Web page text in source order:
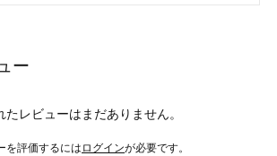
ー
レビューはまだありません。
を評価するには ログインが必要です。